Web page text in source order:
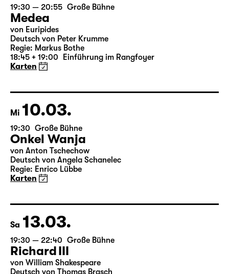
Di 09.03.
19:30 — 20:55 Große Bühne
Medea
von Euripides
18:45 + 19:00 Einführung im Rangfoyer
Karten
Mi 10.03.
19:30 Große Bühne
Onkel Wanja
Regie: Enrico Lübbe
Karten
Sa 13.03.